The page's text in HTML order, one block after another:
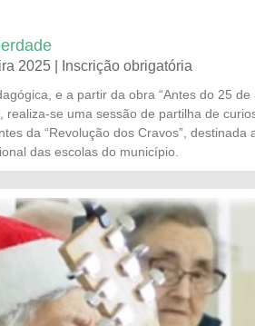
2025 | Inscrição obrigatória
e a partir da obra “Antes do 25 de
realiza-se uma sessão de partilha de
da “Revolução dos Cravos”, destinada
das escolas do município.